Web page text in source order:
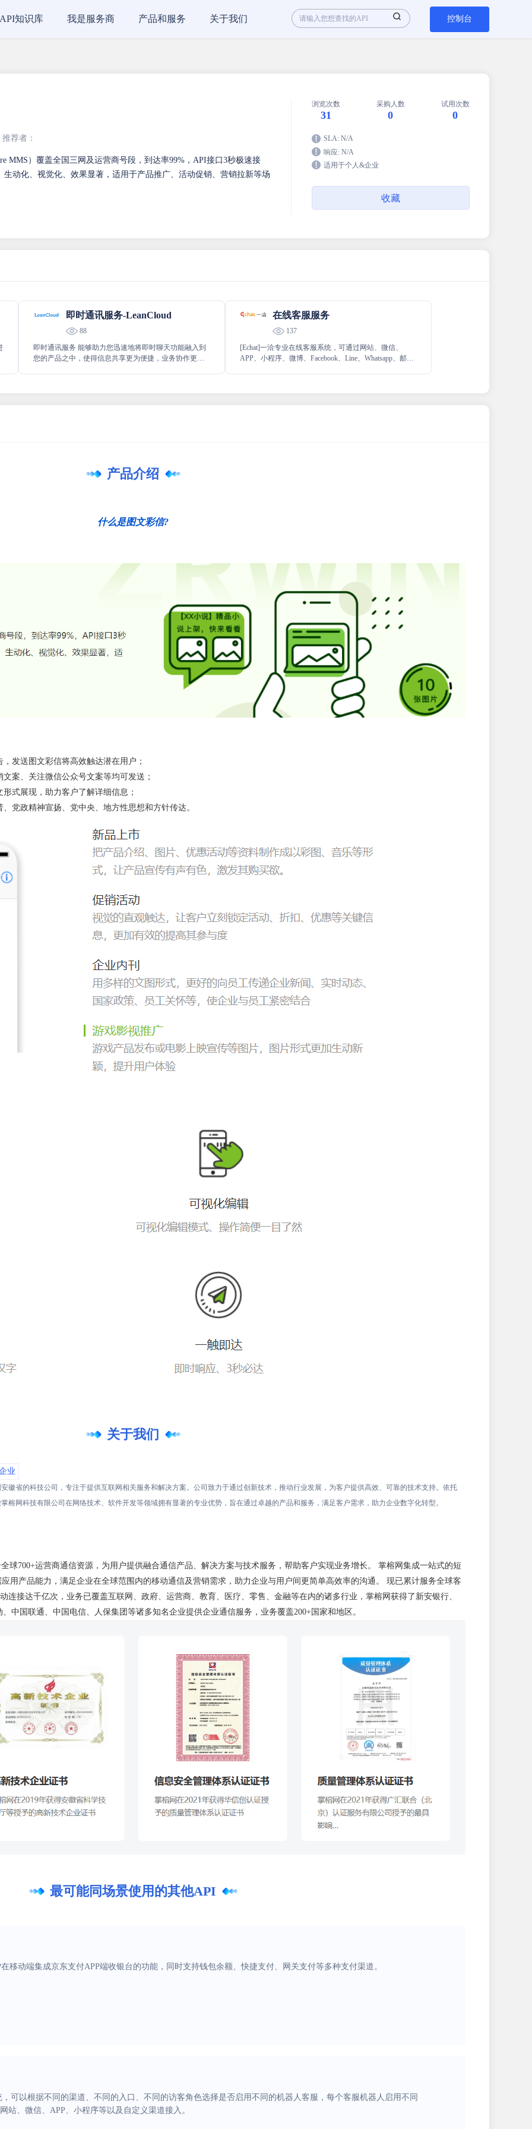
API知识库 我是服务商 产品和服务 关于我们 控制台
推荐者：
MMS）覆盖全国三网及运营商号段，到达率99%，API接口3秒极速接
动化、视觉化、效果显著，适用于产品推广、活动促销、营销拉新等场
浏览次数
31
采购人数
0
试用次数
0
SLA: N/A
响应: N/A
适用于个人&企业
收藏
即时通讯服务-LeanCloud
88
即时通讯服务 能够助力您迅速地将即时聊天功能融入到
您的产品之中，使得信息共享更为便捷，业务协作更加
在线客服服务
137
[Echat]一洽专业在线客服系统，可通过网站、微信、
APP、小程序、微博、Facebook、Line、Whatsapp、邮
产品介绍
什么是图文彩信?
发送图文彩信将高效触达潜在用户；
案、关注微信公众号文案等均可发送；
式展现，助力客户了解详细信息；
党政精神宣扬、党中央、地方性思想和方针传达。
关于我们
业
徽省的科技公司，专注于提供互联网相关服务和解决方案。公司致力于通过创新技术，推动行业发展，为客户提供高效、可靠的技术支持。依托
榕网科技有限公司在网络技术、软件开发等领域拥有显著的专业优势，旨在通过卓越的产品和服务，满足客户需求，助力企业数字化转型。
球700+运营商通信资源，为用户提供融合通信产品、解决方案与技术服务，帮助客户实现业务增长。 掌榕网集成一站式的短
用产品能力，满足企业在全球范围内的移动通信及营销需求，助力企业与用户间更简单高效率的沟通。 现已累计服务全球客
连接达千亿次，业务已覆盖互联网、政府、运营商、教育、医疗、零售、金融等在内的诸多行业，掌榕网获得了新安银行、
中国联通、中国电信、人保集团等诸多知名企业提供企业通信服务，业务覆盖200+国家和地区。
最可能同场景使用的其他API
移动端集成京东支付APP端收银台的功能，同时支持钱包余额、快捷支付、网关支付等多种支付渠道。
可以根据不同的渠道、不同的入口、不同的访客角色选择是否启用不同的机器人客服，每个客服机器人启用不同
站、微信、APP、小程序等以及自定义渠道接入。